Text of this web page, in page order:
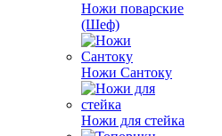
Ножи поварские
(Шеф)
Ножи Сантоку
Ножи для стейка